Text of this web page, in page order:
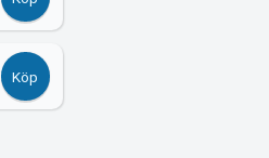
Köp